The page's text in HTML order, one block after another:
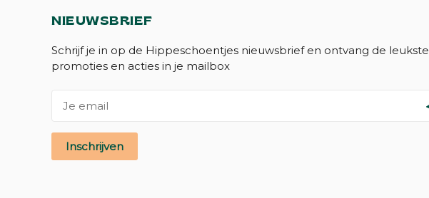
NIEUWSBRIEF
Schrijf je in op de Hippeschoentjes nieuwsbrief en ontvang de leukste
promoties en acties in je mailbox
Inschrijven